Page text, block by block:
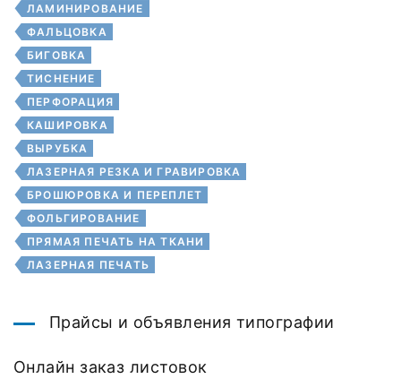
ЛАМИНИРОВАНИЕ
ФАЛЬЦОВКА
БИГОВКА
ТИСНЕНИЕ
ПЕРФОРАЦИЯ
КАШИРОВКА
ВЫРУБКА
ЛАЗЕРНАЯ РЕЗКА И ГРАВИРОВКА
БРОШЮРОВКА И ПЕРЕПЛЕТ
ФОЛЬГИРОВАНИЕ
ПРЯМАЯ ПЕЧАТЬ НА ТКАНИ
ЛАЗЕРНАЯ ПЕЧАТЬ
Прайсы и объявления типографии
Онлайн заказ листовок